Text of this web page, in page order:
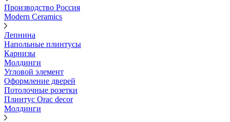
Производство Россия
Modern Ceramics
Лепнина
Напольные плинтусы
Карнизы
Молдинги
Угловой элемент
Оформление дверей
Потолочные розетки
Плинтус Orac decor
Молдинги